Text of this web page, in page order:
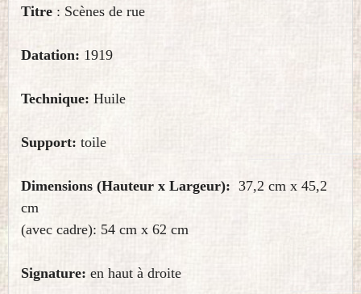
Titre : Scènes de rue
Datation: 1919
Technique: Huile
Support: toile
Dimensions (Hauteur x Largeur): 37,2 cm x 45,2
cm
(avec cadre): 54 cm x 62 cm
Signature: en haut à droite